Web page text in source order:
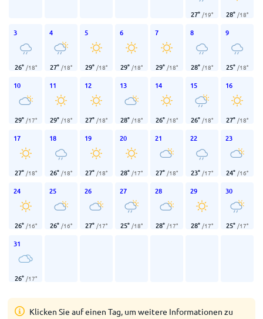
27° /19° 28° /18°
3
26° /18°
4
27° /18°
5
29° /18°
6
29° /18°
7
29° /18°
8
28° /18°
9
25° /18°
10
29° /17°
11
29° /18°
12
27° /18°
13
28° /18°
14
26° /18°
15
26° /18°
16
27° /18°
17
27° /18°
18
26° /18°
19
27° /18°
20
28° /17°
21
27° /18°
22
23° /17°
23
24° /16°
24
26° /16°
25
26° /16°
26
27° /17°
27
25° /18°
28
28° /17°
29
28° /17°
30
25° /17°
31
26° /17°
Klicken Sie auf einen Tag, um weitere Informationen zu